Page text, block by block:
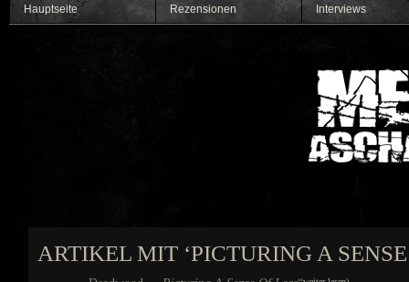
Hauptseite Rezensionen Interviews
ARTIKEL MIT ‘PICTURING A